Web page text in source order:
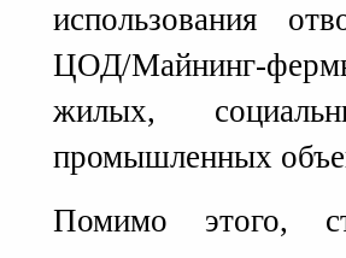
использования
ЦОД/Майнинг-
жилых,
промышленных
Помимо этого,